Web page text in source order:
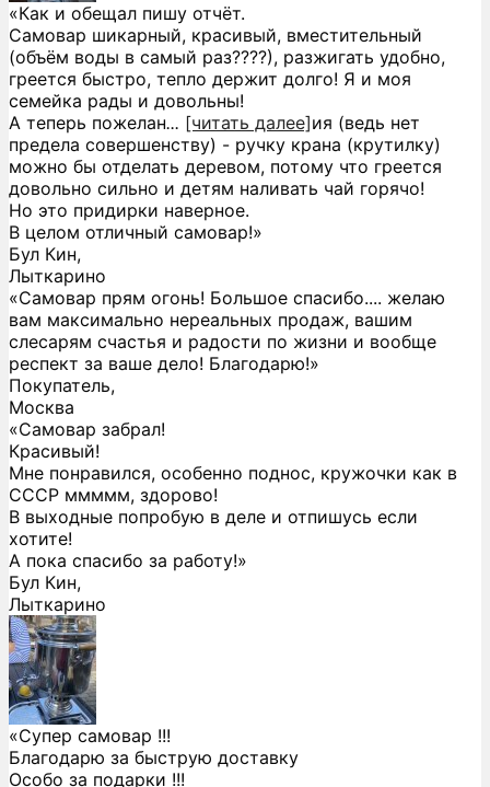
«Как и обещал пишу отчёт.
Самовар шикарный, красивый, вместительный
(объём воды в самый раз????), разжигать удобно,
греется быстро, тепло держит долго! Я и моя
семейка рады и довольны!
А теперь пожелан... [читать далее]ия (ведь нет
предела совершенству) - ручку крана (крутилку)
можно бы отделать деревом, потому что греется
довольно сильно и детям наливать чай горячо!
Но это придирки наверное.
В целом отличный самовар!»
Бул Кин,
Лыткарино
«Самовар прям огонь! Большое спасибо.... желаю
вам максимально нереальных продаж, вашим
слесарям счастья и радости по жизни и вообще
респект за ваше дело! Благодарю!»
Покупатель,
Москва
«Самовар забрал!
Красивый!
Мне понравился, особенно поднос, кружочки как в
СССР ммммм, здорово!
В выходные попробую в деле и отпишусь если
хотите!
А пока спасибо за работу!»
Бул Кин,
Лыткарино
«Супер самовар !!!
Благодарю за быструю доставку
Особо за подарки !!!